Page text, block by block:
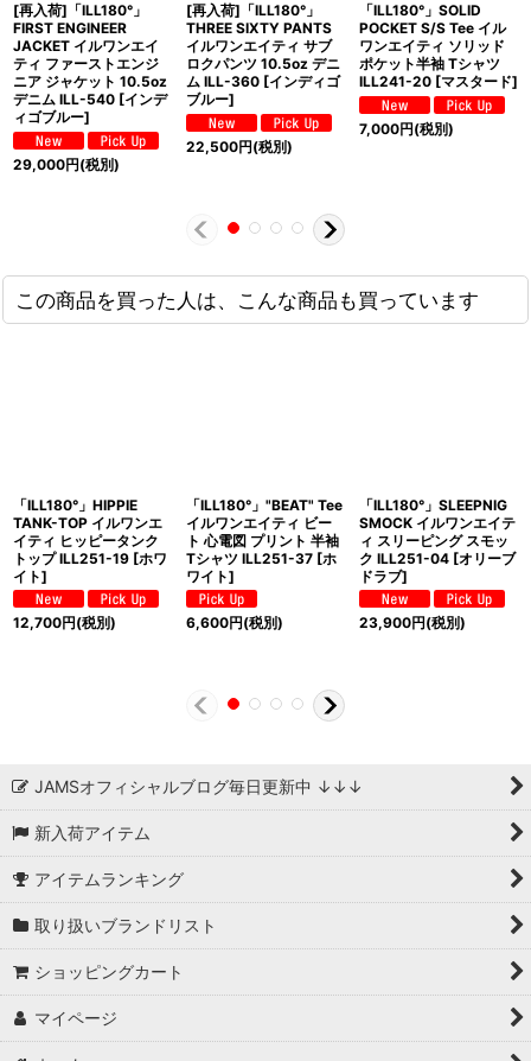
[再入荷]「ILL180°」
FIRST ENGINEER
JACKET イルワンエイ
ティ ファーストエンジ
ニア ジャケット 10.5oz
デニム ILL-540 [インデ
ィゴブルー]
29,000円(税別)
[再入荷]「ILL180°」
THREE SIXTY PANTS
イルワンエイティ サブ
ロクパンツ 10.5oz デニ
ム ILL-360 [インディゴ
ブルー]
22,500円(税別)
「ILL180°」SOLID
POCKET S/S Tee イル
ワンエイティ ソリッド
ポケット半袖 Tシャツ
ILL241-20 [マスタード]
7,000円(税別)
この商品を買った人は、こんな商品も買っています
「ILL180°」HIPPIE
TANK-TOP イルワンエ
イティ ヒッピータンク
トップ ILL251-19 [ホワ
イト]
12,700円(税別)
「ILL180°」"BEAT" Tee
イルワンエイティ ビー
ト 心電図 プリント 半袖
Tシャツ ILL251-37 [ホ
ワイト]
6,600円(税別)
「ILL180°」SLEEPNIG
SMOCK イルワンエイテ
ィ スリーピング スモッ
ク ILL251-04 [オリーブ
ドラブ]
23,900円(税別)
JAMSオフィシャルブログ毎日更新中 ↓↓↓
新入荷アイテム
アイテムランキング
取り扱いブランドリスト
ショッピングカート
マイページ